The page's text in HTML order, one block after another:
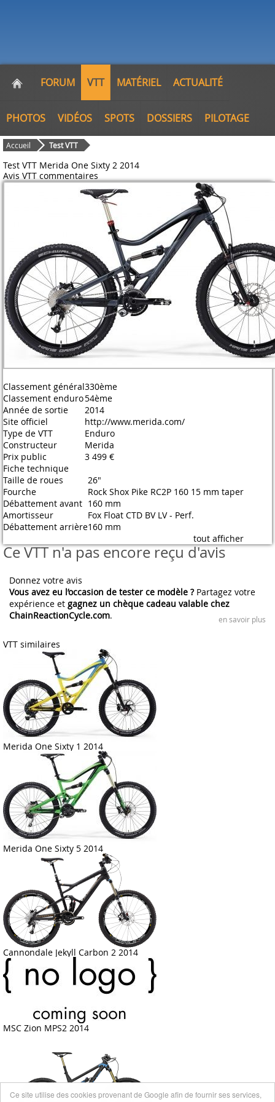
FORUM VTT MATÉRIEL ACTUALITÉ
PHOTOS VIDÉOS SPOTS DOSSIERS PILOTAGE
Accueil Test VTT
Test VTT Merida One Sixty 2 2014
Avis VTT commentaires
Classement général330ème
Classement enduro54ème
Année de sortie
2014
Site officiel
http://www.merida.com/
Type de VTT
Enduro
Constructeur
Merida
Prix public
3 499 €
Fiche technique
Taille de roues
26"
Fourche
Rock Shox Pike RC2P 160 15 mm taper
Débattement avant 160 mm
Amortisseur
Fox Float CTD BV LV - Perf.
Débattement arrière160 mm
tout afficher
Ce VTT n'a pas encore reçu d'avis
Donnez votre avis
Vous avez eu l’occasion de tester ce modèle ?Partagez votre
expérience et gagnez un chèque cadeau valable chez
ChainReactionCycle.com. en savoir plus
VTT similaires
Merida One Sixty 1 2014
Merida One Sixty 5 2014
Cannondale Jekyll Carbon 2 2014
MSC Zion MPS2 2014
Ce site utilise des cookies provenant de Google afin de fournir ses services,